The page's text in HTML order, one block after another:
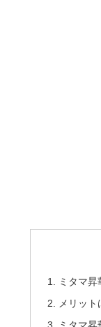
ミタマ昇
メリット